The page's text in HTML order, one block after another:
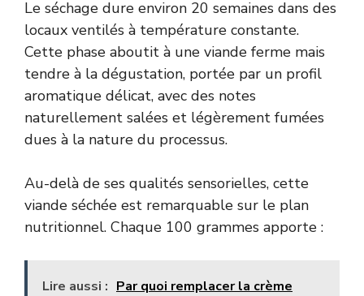
Le séchage dure environ 20 semaines dans des
locaux ventilés à température constante.
Cette phase aboutit à une viande ferme mais
tendre à la dégustation, portée par un profil
aromatique délicat, avec des notes
naturellement salées et légèrement fumées
dues à la nature du processus.
Au-delà de ses qualités sensorielles, cette
viande séchée est remarquable sur le plan
nutritionnel. Chaque 100 grammes apporte :
Lire aussi : Par quoi remplacer la crème